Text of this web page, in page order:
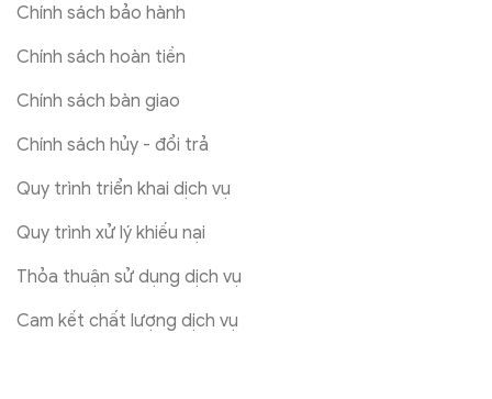
Chính sách bảo hành
Chính sách hoàn tiền
Chính sách bàn giao
Chính sách hủy - đổi trả
Quy trình triển khai dịch vụ
Quy trình xử lý khiếu nại
Thỏa thuận sử dụng dịch vụ
Cam kết chất lượng dịch vụ